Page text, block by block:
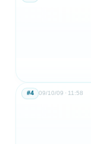
09/10/09 11:58
#4